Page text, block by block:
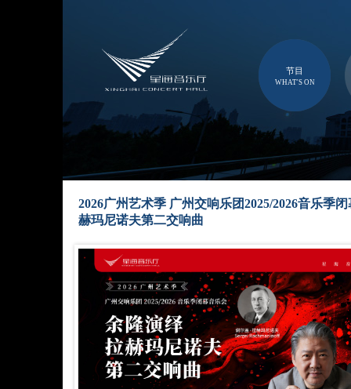
节目
WHAT'S ON
2026广州艺术季 广州交响乐团2025/2026音乐季
赫玛尼诺夫第二交响曲